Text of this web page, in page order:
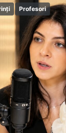
Profesori